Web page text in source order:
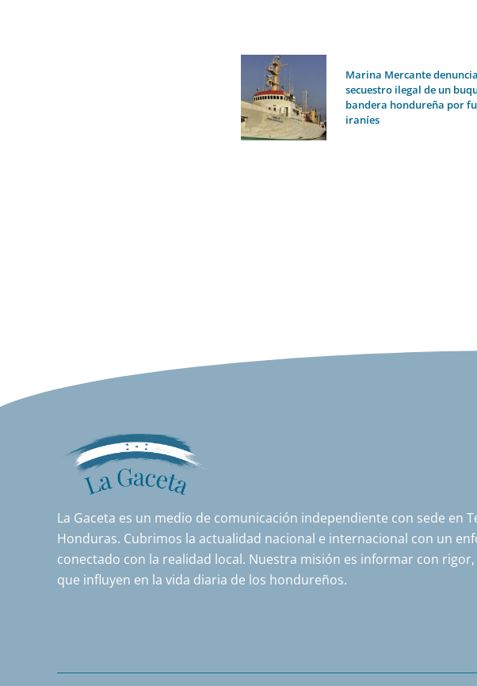
Marina Mercante
secuestro ilegal de un
bandera hondureña por
iraníes
La Gaceta es un medio de comunicación independiente con sede en
Honduras. Cubrimos la actualidad nacional e internacional con un
conectado con la realidad local. Nuestra misión es informar con
que influyen en la vida diaria de los hondureños.